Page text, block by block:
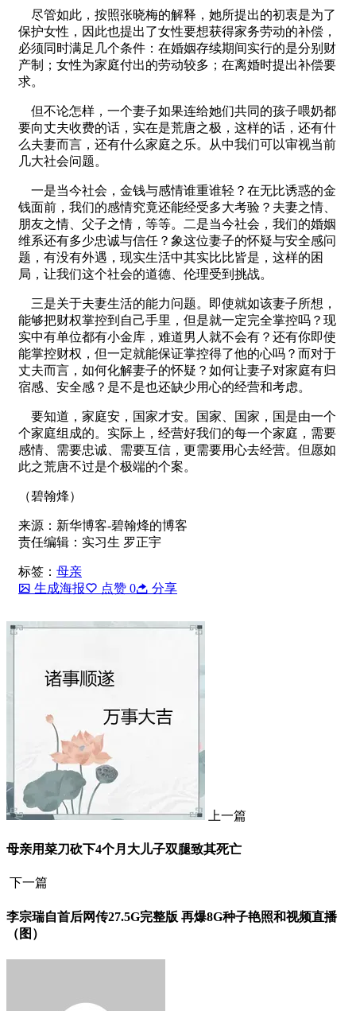
尽管如此，按照张晓梅的解释，她所提出的初衷是为了
保护女性，因此也提出了女性要想获得家务劳动的补偿，
必须同时满足几个条件：在婚姻存续期间实行的是分别财
产制；女性为家庭付出的劳动较多；在离婚时提出补偿要
求。
但不论怎样，一个妻子如果连给她们共同的孩子喂奶都
要向丈夫收费的话，实在是荒唐之极，这样的话，还有什
么夫妻而言，还有什么家庭之乐。从中我们可以审视当前
几大社会问题。
一是当今社会，金钱与感情谁重谁轻？在无比诱惑的金
钱面前，我们的感情究竟还能经受多大考验？夫妻之情、
朋友之情、父子之情，等等。二是当今社会，我们的婚姻
维系还有多少忠诚与信任？象这位妻子的怀疑与安全感问
题，有没有外遇，现实生活中其实比比皆是，这样的困
局，让我们这个社会的道德、伦理受到挑战。
三是关于夫妻生活的能力问题。即使就如该妻子所想，
能够把财权掌控到自己手里，但是就一定完全掌控吗？现
实中有单位都有小金库，难道男人就不会有？还有你即使
能掌控财权，但一定就能保证掌控得了他的心吗？而对于
丈夫而言，如何化解妻子的怀疑？如何让妻子对家庭有归
宿感、安全感？是不是也还缺少用心的经营和考虑。
要知道，家庭安，国家才安。国家、国家，国是由一个
个家庭组成的。实际上，经营好我们的每一个家庭，需要
感情、需要忠诚、需要互信，更需要用心去经营。但愿如
此之荒唐不过是个极端的个案。
（碧翰烽）
来源：新华博客-碧翰烽的博客
责任编辑：实习生 罗正宇
标签： 母亲
生成海报
点赞 0 分享
上一篇
母亲用菜刀砍下4个月大儿子双腿致其死亡
下一篇
李宗瑞自首后网传27.5G完整版 再爆8G种子艳照和视频直播
（图）